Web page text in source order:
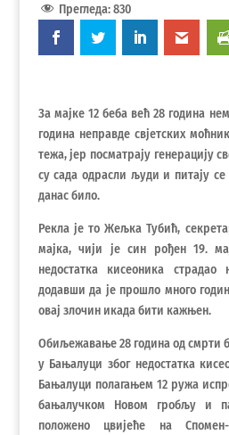
Прегледа: 830
За мајке 12 беба већ 28 година
година неправде свјетских
тежа, јер посматрају генерацију
су сада одрасли људи и питају
данас било.
Рекла је то Жељка Тубић,
мајка, чији је син рођен 19.
недостатка кисеоника страдао
додавши да је прошло много
овај злочин икада бити кажњен.
Обиљежавање 28 година од смрти
у Бањалуци због недостатка
Бањалуци полагањем 12 ружа
бањалучком Новом гробљу и
положено цвијеће на